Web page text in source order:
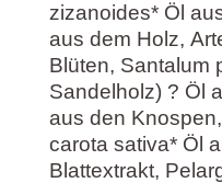
zizanoides* Öl
aus dem Holz,
Blüten, Santalum
Sandelholz) ? Öl
aus den
carota sativa* Öl
Blattextrakt,